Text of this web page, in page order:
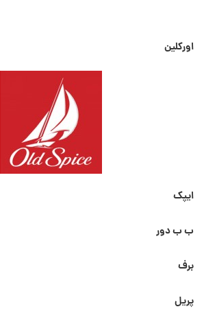
اورکلین
ایپک
ب ب دور
برف
پریل